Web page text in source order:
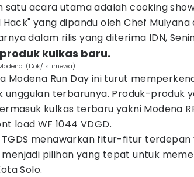
satu acara utama adalah cooking
yang dipandu oleh Chef Mulyana
dalam rilis yang diterima IDN,
kulkas baru.
Modena. (Dok/Istimewa)
Modena Run Day ini turut
unggulan terbarunya. Produk-produk
kulkas terbaru yakni Modena RF
load WF 1044 VDGD.
TGDS menawarkan fitur-fitur terdepan
pilihan yang tepat untuk
Solo.